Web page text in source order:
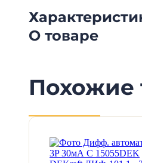
О товаре
Похожие